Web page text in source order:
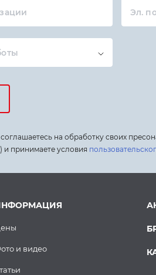
Эл.
на обработку своих
принимаете условия
и видео